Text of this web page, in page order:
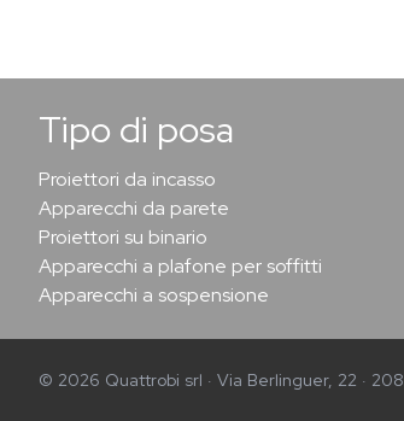
Tipo di posa
Proiettori da incasso
Apparecchi da parete
Proiettori su binario
Apparecchi a plafone per soffitti
Apparecchi a sospensione
© 2026 Quattrobi srl · Via Berlinguer, 22 ·